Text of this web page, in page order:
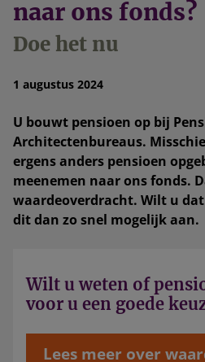
naar ons fonds?
Doe het nu
1 augustus 2024
U bouwt pensioen op bij
Architectenbureaus.
ergens anders pensioen
meenemen naar ons fonds.
waardeoverdracht. Wilt u dat
dit dan zo snel mogelijk aan.
Wilt u weten of
voor u een goede
Lees meer over